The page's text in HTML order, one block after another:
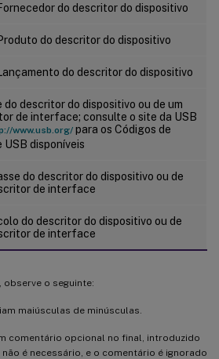
do descritor do dispositivo
Produto do descritor do dispositivo
Lançamento do descritor do dispositivo
do descritor do dispositivo ou de um
de interface; consulte o site da USB
www.usb.org/ para os Códigos de
USB disponíveis
do descritor do dispositivo ou de
de interface
do descritor do dispositivo ou de
de interface
o seguinte:
maiúsculas de minúsculas.
comentário opcional no final, introduzido
não é necessário, e o comentário é ignorado